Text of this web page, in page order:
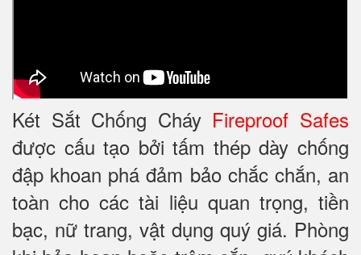
Két Sắt Chống Cháy Fireproof Safes
được cấu tạo bởi tấm thép dày chống
đập khoan phá đảm bảo chắc chắn, an
toàn cho các tài liệu quan trọng, tiền
bạc, nữ trang, vật dụng quý giá. Phòng